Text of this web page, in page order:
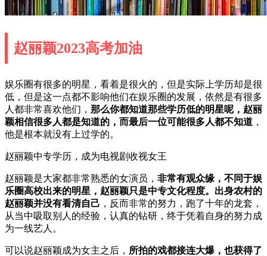
赵丽颖2023高考加油
娱乐圈有很多的明星，看着是很火的，但是实际上学历却是很
低，但是这一点都不影响他们在娱乐圈的发展，依然是有很多
人都非常喜欢他们， 那么你都知道那些学历低的明星呢，赵丽
颖相信很多人都是知道的，而最后一位可能很多人都不知道 ，
他是根本就没有上过学的。
赵丽颖中专学历，成为电视剧收视女王
赵丽颖是大家都非常熟悉的女演员， 非常有观众缘，不同于娱
乐圈高校出来的明星，赵丽颖只是中专文化程度。出身农村的
赵丽颖并没有看清自己 ，反而非常的努力，跑了十年的龙套，
从当中吸取别人的经验，认真的钻研，终于凭着自身的努力成
为一线艺人。
可以说赵丽颖成为女主之后， 所拍的戏都接连大爆，也获得了